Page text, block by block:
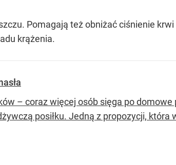
Pomagają też obniżać ciśnienie krwi
krążenia.
– coraz więcej osób sięga po domowe
posiłku. Jedną z propozycji, która